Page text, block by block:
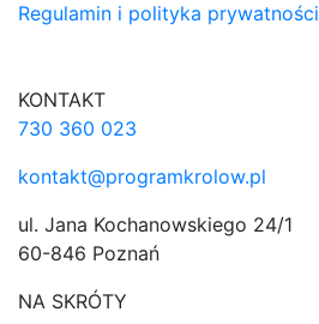
Regulamin i polityka prywatności
KONTAKT
730 360 023
kontakt@programkrolow.pl
ul. Jana Kochanowskiego 24/1
60-846 Poznań
NA SKRÓTY